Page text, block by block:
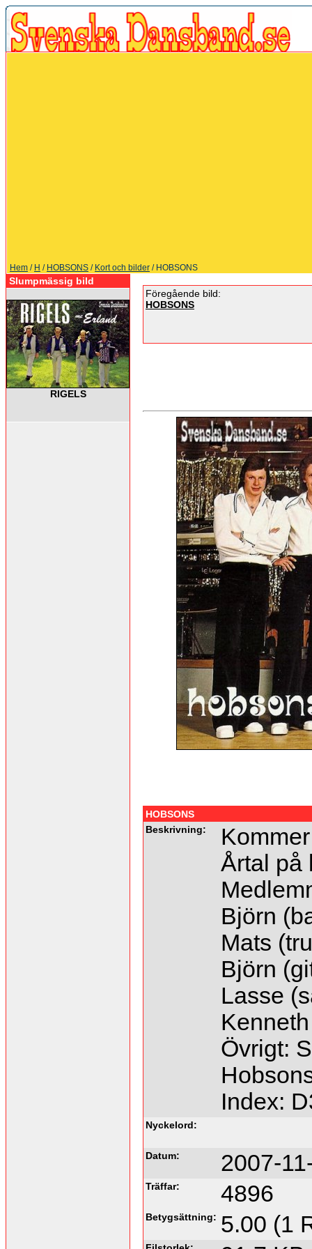
Hem / H / HOBSONS / Kort och bilder / HOBSONS
Slumpmässig bild
RIGELS
Föregående bild:
HOBSONS
HOBSONS
Beskrivning:
Årtal på
Björn
Mats
Björn
Lasse
Övrigt:
Index:
Nyckelord:
Datum: 2007-
Träffar: 4896
Betygsättning: 5.00 (1